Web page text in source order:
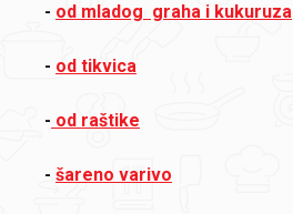
- od mladog graha i kukuruza
- od tikvica
- od raštike
- šareno varivo